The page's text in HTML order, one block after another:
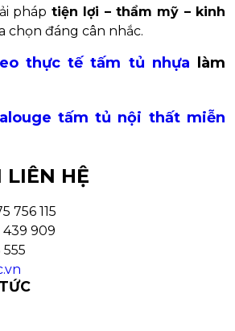
pháp tiện lợi – thẩm mỹ – kinh
chọn đáng cân nhắc.
thực tế tấm tủ nhựa làm
tấm tủ nội thất miễn
LIÊN HỆ
756 115
439 909
555